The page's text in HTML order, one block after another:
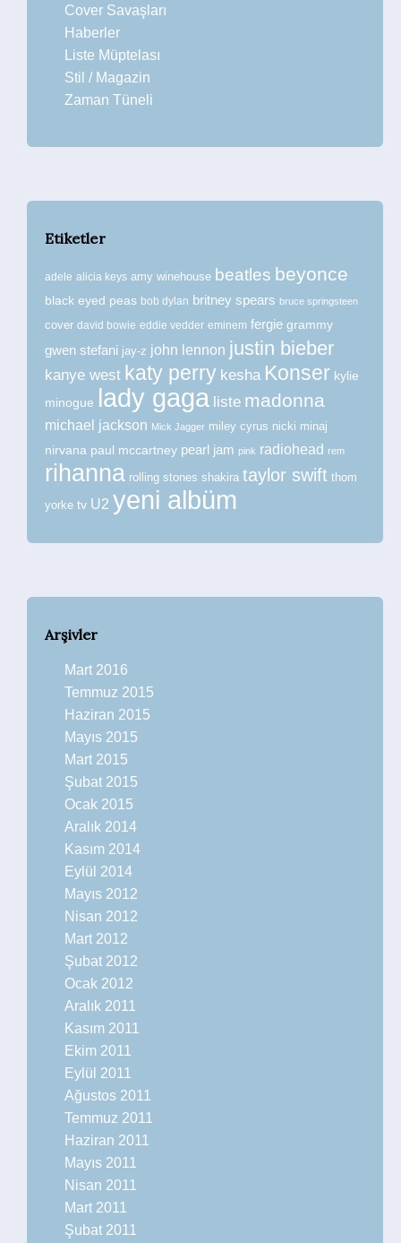
Cover Savaşları
Haberler
Liste Müptelası
Stil / Magazin
Zaman Tüneli
Etiketler
adele alicia keys amy winehouse beatles beyonce
black eyed peas bob dylan britney spears bruce springsteen
cover david bowie eddie vedder eminem fergie grammy
gwen stefani jay-z john lennon justin bieber
kanye west katy perry kesha Konser kylie
minogue lady gaga liste madonna
michael jackson Mick Jagger miley cyrus nicki minaj
nirvana paul mccartney pearl jam pink radiohead rem
rihanna rolling stones shakira taylor swift thom
yorke tv U2 yeni albüm
Arşivler
Mart 2016
Temmuz 2015
Haziran 2015
Mayıs 2015
Mart 2015
Şubat 2015
Ocak 2015
Aralık 2014
Kasım 2014
Eylül 2014
Mayıs 2012
Nisan 2012
Mart 2012
Şubat 2012
Ocak 2012
Aralık 2011
Kasım 2011
Ekim 2011
Eylül 2011
Ağustos 2011
Temmuz 2011
Haziran 2011
Mayıs 2011
Nisan 2011
Mart 2011
Şubat 2011